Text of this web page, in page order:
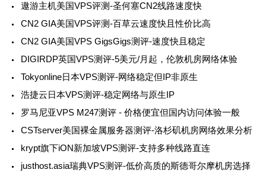
遨游主机美国VPS评测-圣何塞CN2线路速度快
CN2 GIA美国VPS评测-百草云速度快且性价比高
CN2 GIA美国VPS GigsGigs测评-速度快且稳定
DIGIRDP英国VPS测评-5美元/月起，伦敦机房网络体验
Tokyonline日本VPS测评-网络稳定但IP非原生
浩捷云日本VPS测评-稳定网络与原生IP
罗马尼亚VPS M247测评 - 价格便宜但国内访问体验一般
CSTserver美国裸金属服务器测评-洛杉矶机房网络效果分析
krypt旗下iON新加坡VPS测评-支持多种线路直连
justhost.asia瑞典VPS测评-低价高质的斯德哥尔摩机房选择